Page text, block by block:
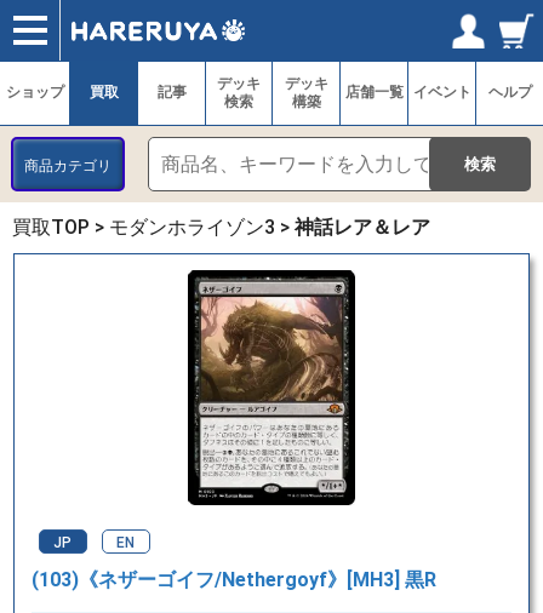
ショップ
買取
記事
デッキ検索
デッキ構築
選手一覧
店舗一覧
イベント
ヘルプ
お問い合わせ ログイン／会員登録
マイページ
ショップ 買取 記事
デッキ
検索
デッキ
構築
店舗一覧 イベント ヘルプ
商品カテゴリ
買取TOP > モダンホライゾン3 > 神話レア＆レア
JP EN
(103)《ネザーゴイフ/Nethergoyf》[MH3] 黒R